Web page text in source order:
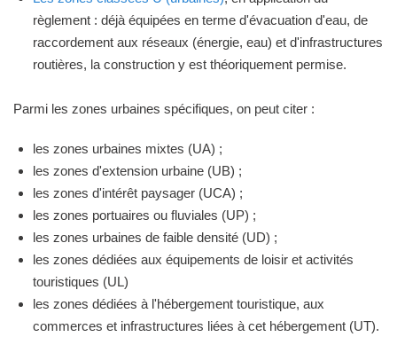
règlement : déjà équipées en terme d'évacuation d'eau, de
raccordement aux réseaux (énergie, eau) et d'infrastructures
routières, la construction y est théoriquement permise.
Parmi les zones urbaines spécifiques, on peut citer :
les zones urbaines mixtes (UA) ;
les zones d'extension urbaine (UB) ;
les zones d'intérêt paysager (UCA) ;
les zones portuaires ou fluviales (UP) ;
les zones urbaines de faible densité (UD) ;
les zones dédiées aux équipements de loisir et activités
touristiques (UL)
les zones dédiées à l'hébergement touristique, aux
commerces et infrastructures liées à cet hébergement (UT).